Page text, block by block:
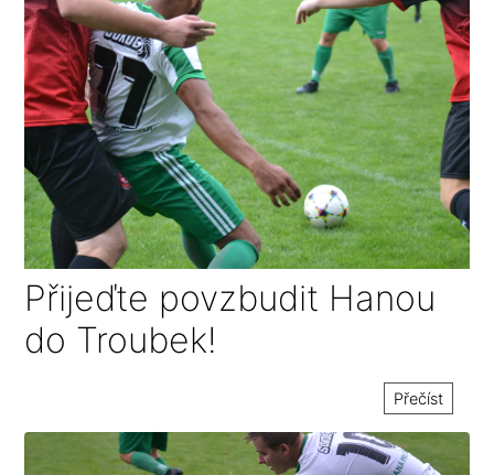
Přijeďte povzbudit Hanou
do Troubek!
Přečíst